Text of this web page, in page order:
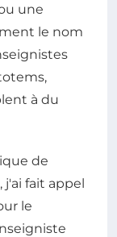
une
le nom
à du
de
fait appel
le